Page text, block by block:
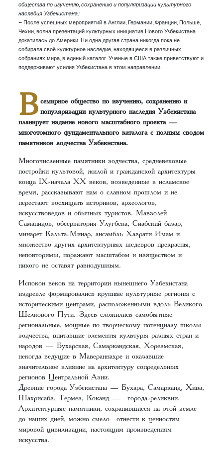
общества по изучению, сохранению и популяризации культурного
наследия Узбекистана:
– После успешных мероприятий в Англии, Германии, Франции, Польше,
Чехии, волна презентаций культурных инициатив Нового Узбекистана
докатилась до Америки. Ни одна другая страна никогда пока не
собирала своё культурное наследие, находящееся в различных
собраниях мира, в единый каталог. Ученые в США также приветствуют и
поддерживают усилия Узбекистана в этом направлении.
В семирное общество по изучению, сохранению и
популяризации культурного наследия Узбекистана
планирует издание нового масштабного проекта —
многотомного фундаментального каталога с полным сводом
памятников зодчества Узбекистана.
Многочисленные памятники зодчества, средневековые
постройки культовой, жилой и гражданской архитектуры
конца IX-начала XX веков, возведенные в исламское
время, рассказывают нам о славном прошлом и не
перестают восхищать историков, археологов,
искусствоведов и обычных туристов. Мавзолей
Саманидов, обсерватория Улугбека, Сиабский базар,
минарет Кальта-Минар, ансамбль Хазрати Имам и
множество других архитектурных шедевров прекрасны,
неповторимы, поражают масштабом и изяществом и
никого не оставят равнодушным.
Испокон веков на территории нынешнего Узбекистана
издревле формировались крупные культурные регионы с
историческими центрами, расположенными вдоль Великого
Шелкового Пути. Здесь сложились самобытные
региональные, мощные по творческому потенциалу школы
зодчества, впитавшие элементы культуры разных стран и
народов — Бухарская, Самаркандская, Хорезмская,
некогда ведущие в Мавераннахре и оказавшие
значительное влияние на архитектуру сопредельных
регионов Центральной Азии.
Древние города Узбекистана — Бухара, Самарканд, Хива,
Шахрисабз, Термез, Коканд — города-реликвии.
Архитектурные памятники, сохранившиеся на этой земле
до наших дней, можно смело отнести к ценностям
мировой цивилизации, настоящим произведениям
искусства.